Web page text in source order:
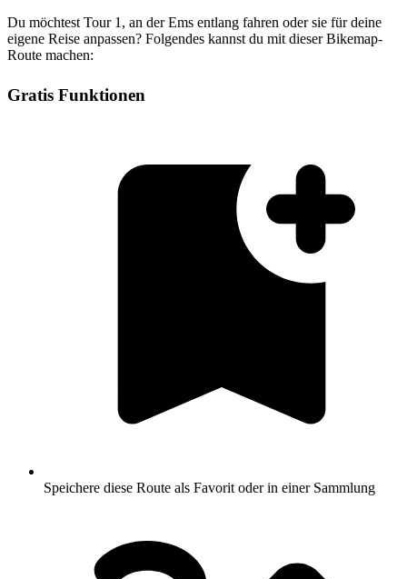
Du möchtest Tour 1, an der Ems entlang fahren oder sie für deine
eigene Reise anpassen? Folgendes kannst du mit dieser Bikemap-
Route machen:
Gratis Funktionen
Speichere diese Route als Favorit oder in einer Sammlung